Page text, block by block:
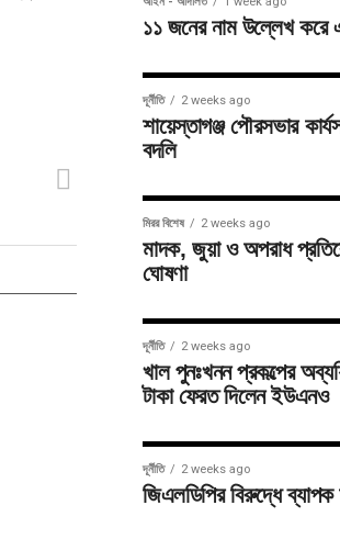
১১ জনের নাম উল্লেখ করে
দূর্নীতি 2 weeks ago
শায়েস্তাগঞ্জ পৌরসভার
বদলি
মিরর বিশেষ 2 weeks ago
মাদক, জুয়া ও অপরাধ
ঘোষণা
দূর্নীতি 2 weeks ago
খাল পুনঃখনন প্রকল্পের
টাকা ফেরত দিলেন ইউএনও
দূর্নীতি 2 weeks ago
জিএলডিপির বিরুদ্ধে